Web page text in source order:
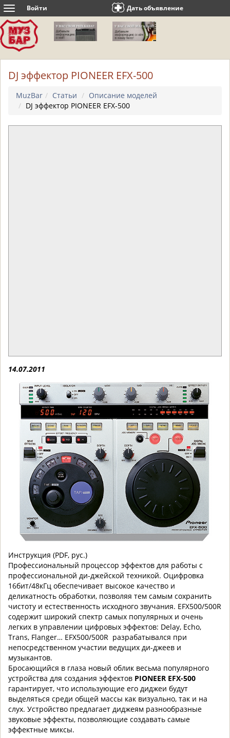
Toggle
navigation
Войти Дать объявление
DJ эффектор PIONEER EFX-500
MuzBar Статьи
Описание моделей
DJ эффектор PIONEER EFX-500
14.07.2011
Инструкция (PDF, рус.)
Профессиональный процессор эффектов для работы с
профессиональной ди-джейской техникой. Оцифровка
16бит/48кГц обеспечивает высокое качество и
деликатность обработки, позволяя тем самым сохранить
чистоту и естественность исходного звучания. EFX500/500R
содержит широкий спектр самых популярных и очень
легких в управлении цифровых эффектов: Delay, Echo,
Trans, Flanger… EFX500/500R разрабатывался при
непосредственном участии ведущих ди-джеев и
музыкантов.
Бросающийся в глаза новый облик весьма популярного
устройства для создания эффектов PIONEER EFX-500
гарантирует, что использующие его диджеи будут
выделяться среди общей массы как визуально, так и на
слух. Устройство предлагает диджеям разнообразные
звуковые эффекты, позволяющие создавать самые
эффектные миксы.